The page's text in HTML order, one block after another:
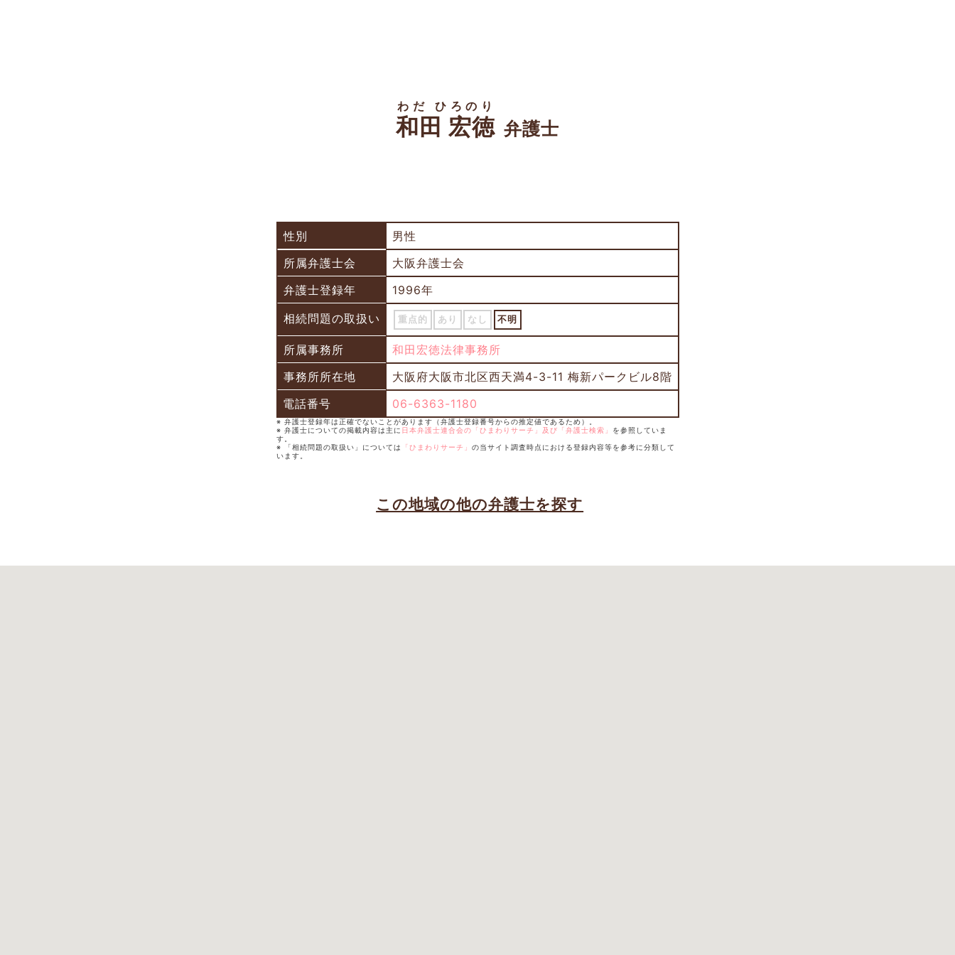
和田 宏徳
わだ ひろのり
弁護士
性別
男性
所属弁護士会
大阪弁護士会
弁護士登録年
1996年
相続問題の取扱い
重点的 あり なし 不明
所属事務所
和田宏徳法律事務所
事務所所在地
大阪府大阪市北区西天満4-3-11 梅新パークビル8階
電話番号
06-6363-1180
※ 弁護士登録年は正確でないことがあります（弁護士登録番号からの推定値であるため）。
※ 弁護士についての掲載内容は主に 日本弁護士連合会の「ひまわりサーチ」及び「弁護士検索」
を参照していま
す。
※ 「相続問題の取扱い」については
「ひまわりサーチ」 の当サイト調査時点における登録内容等を参考に分類して
います。
この地域の他の弁護士を探す